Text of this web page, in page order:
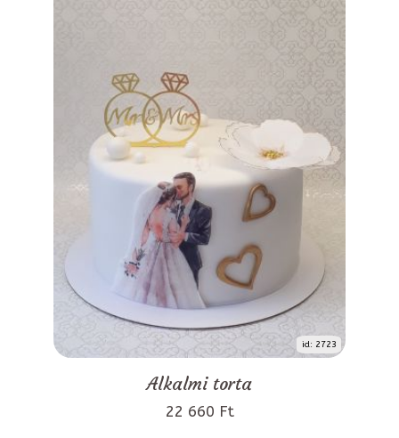
id: 2723
Alkalmi torta
22 660 Ft